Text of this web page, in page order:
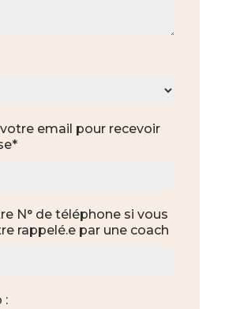
email pour recevoir
N° de téléphone si vous
rappelé.e par une coach
: